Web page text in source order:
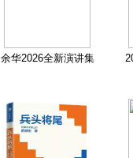
余华2026全新演讲集